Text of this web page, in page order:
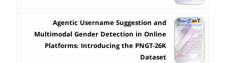
Agentic Username Suggestion and
Multimodal Gender Detection in Online
Platforms: Introducing the PNGT-26K
Dataset